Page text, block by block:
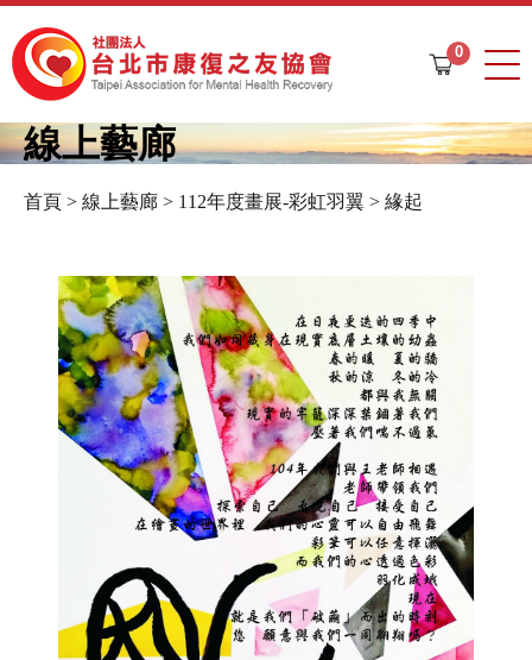
購
車
0
線上藝廊
您
首頁 > 線上藝廊 > 112年度畫展-彩虹羽翼 > 緣起